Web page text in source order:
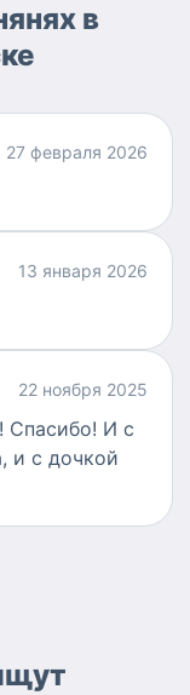
в
27 февраля 2026
13 января 2026
22 ноября 2025
Спасибо! И с
и с дочкой